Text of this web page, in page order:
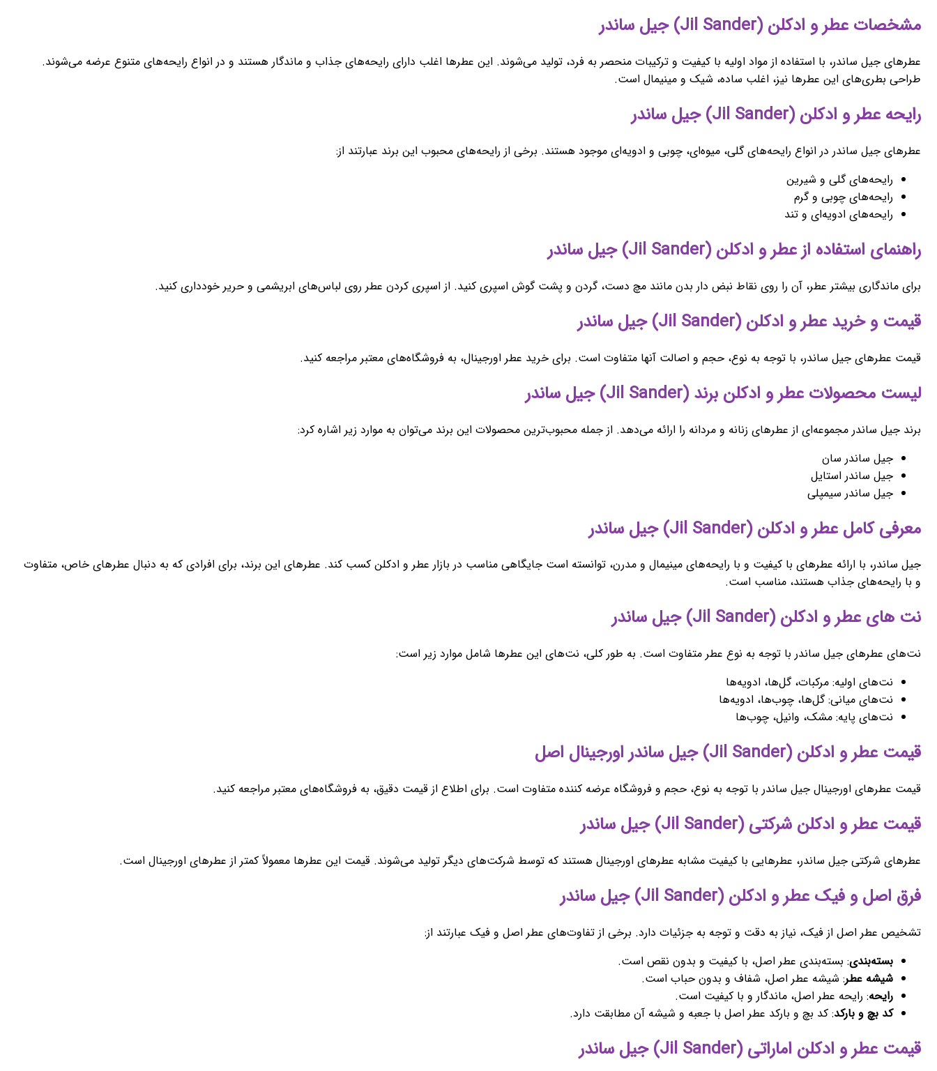
مشخصات عطر و ادکلن (Jil Sander) جیل ساندر
عطرهای جیل ساندر، با استفاده از مواد اولیه با کیفیت و ترکیبات منحصر به فرد، تولید می‌شوند. این عطرها اغلب دارای رایحه‌های جذاب و ماندگار هستند و در انواع رایحه‌های متنوع عرضه می‌شوند.
طراحی بطری‌های این عطرها نیز، اغلب ساده، شیک و مینیمال است.
رایحه عطر و ادکلن (Jil Sander) جیل ساندر
عطرهای جیل ساندر در انواع رایحه‌های گلی، میوه‌ای، چوبی و ادویه‌ای موجود هستند. برخی از رایحه‌های محبوب این برند عبارتند از:
رایحه‌های گلی و شیرین
رایحه‌های چوبی و گرم
رایحه‌های ادویه‌ای و تند
راهنمای استفاده از عطر و ادکلن (Jil Sander) جیل ساندر
برای ماندگاری بیشتر عطر، آن را روی نقاط نبض دار بدن مانند مچ دست، گردن و پشت گوش اسپری کنید. از اسپری کردن عطر روی لباس‌های ابریشمی و حریر خودداری کنید.
قیمت و خرید عطر و ادکلن (Jil Sander) جیل ساندر
قیمت عطرهای جیل ساندر، با توجه به نوع، حجم و اصالت آنها متفاوت است. برای خرید عطر اورجینال، به فروشگاه‌های معتبر مراجعه کنید.
لیست محصولات عطر و ادکلن برند (Jil Sander) جیل ساندر
برند جیل ساندر مجموعه‌ای از عطرهای زنانه و مردانه را ارائه می‌دهد. از جمله محبوب‌ترین محصولات این برند می‌توان به موارد زیر اشاره کرد:
جیل ساندر سان
جیل ساندر استایل
جیل ساندر سیمپلی
معرفی کامل عطر و ادکلن (Jil Sander) جیل ساندر
جیل ساندر، با ارائه عطرهای با کیفیت و با رایحه‌های مینیمال و مدرن، توانسته است جایگاهی مناسب در بازار عطر و ادکلن کسب کند. عطرهای این برند، برای افرادی که به دنبال عطرهای خاص، متفاوت
و با رایحه‌های جذاب هستند، مناسب است.
نت های عطر و ادکلن (Jil Sander) جیل ساندر
نت‌های عطرهای جیل ساندر با توجه به نوع عطر متفاوت است. به طور کلی، نت‌های این عطرها شامل موارد زیر است:
نت‌های اولیه: مرکبات، گل‌ها، ادویه‌ها
نت‌های میانی: گل‌ها، چوب‌ها، ادویه‌ها
نت‌های پایه: مشک، وانیل، چوب‌ها
قیمت عطر و ادکلن (Jil Sander) جیل ساندر اورجینال اصل
قیمت عطرهای اورجینال جیل ساندر با توجه به نوع، حجم و فروشگاه عرضه کننده متفاوت است. برای اطلاع از قیمت دقیق، به فروشگاه‌های معتبر مراجعه کنید.
قیمت عطر و ادکلن شرکتی (Jil Sander) جیل ساندر
عطرهای شرکتی جیل ساندر، عطرهایی با کیفیت مشابه عطرهای اورجینال هستند که توسط شرکت‌های دیگر تولید می‌شوند. قیمت این عطرها معمولاً کمتر از عطرهای اورجینال است.
فرق اصل و فیک عطر و ادکلن (Jil Sander) جیل ساندر
تشخیص عطر اصل از فیک، نیاز به دقت و توجه به جزئیات دارد. برخی از تفاوت‌های عطر اصل و فیک عبارتند از:
بسته‌بندی: بسته‌بندی عطر اصل، با کیفیت و بدون نقص است.
شیشه عطر: شیشه عطر اصل، شفاف و بدون حباب است.
رایحه: رایحه عطر اصل، ماندگار و با کیفیت است.
کد بچ و بارکد: کد بچ و بارکد عطر اصل با جعبه و شیشه آن مطابقت دارد.
قیمت عطر و ادکلن اماراتی (Jil Sander) جیل ساندر